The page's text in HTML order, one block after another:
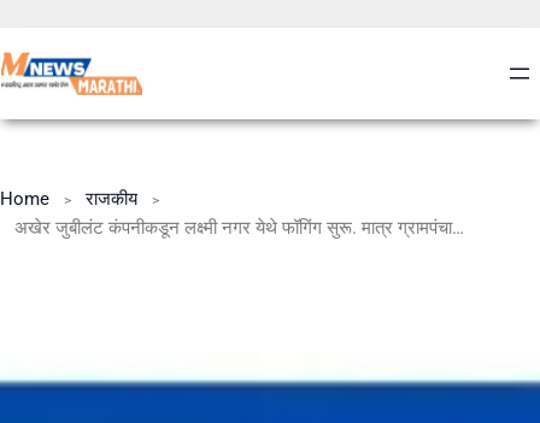
Home
राजकीय
अखेर जुबीलंट कंपनीकडून लक्ष्मी नगर येथे फॉगिंग सुरू. मात्र ग्रामपंचायत निंबूच्या पत्रावरती अद्याप कोणताही निर्णय नाहीच?